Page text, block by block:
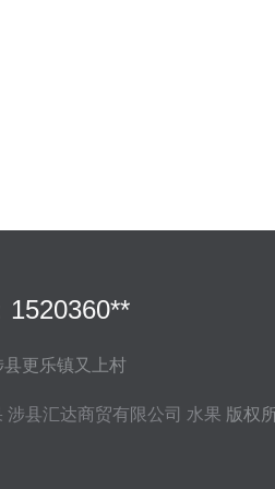
1520360**
县更乐镇又上村
涉县汇达商贸有限公司 水果 版权